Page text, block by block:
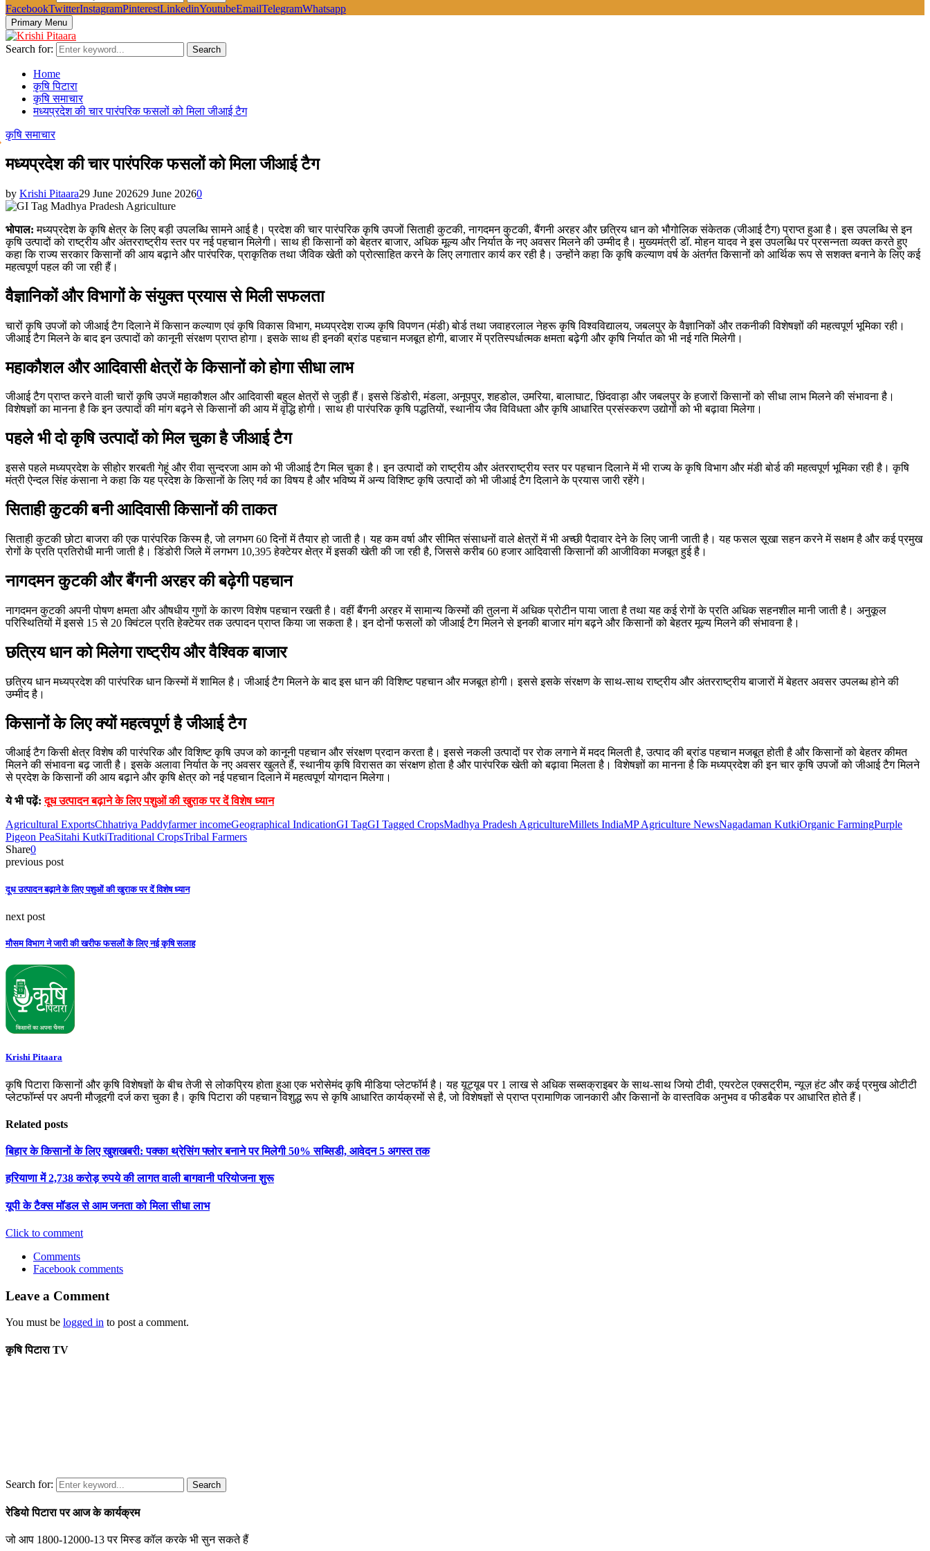
FacebookTwitterInstagramPinterestLinkedinYoutubeEmailTelegramWhatsapp
Primary Menu
Search for: Search
Home
कृषि पिटारा
कृषि समाचार
मध्यप्रदेश की चार पारंपरिक फसलों को मिला जीआई टैग
कृषि समाचार
मध्यप्रदेश की चार पारंपरिक फसलों को मिला जीआई टैग
by Krishi Pitaara29 June 202629 June 20260
भोपाल: मध्यप्रदेश के कृषि क्षेत्र के लिए बड़ी उपलब्धि सामने आई है। प्रदेश की चार पारंपरिक कृषि उपजों सिताही कुटकी, नागदमन कुटकी, बैंगनी अरहर और छत्रिय धान को भौगोलिक संकेतक (जीआई टैग) प्राप्त हुआ है। इस उपलब्धि से इन
कृषि उत्पादों को राष्ट्रीय और अंतरराष्ट्रीय स्तर पर नई पहचान मिलेगी। साथ ही किसानों को बेहतर बाजार, अधिक मूल्य और निर्यात के नए अवसर मिलने की उम्मीद है। मुख्यमंत्री डॉ. मोहन यादव ने इस उपलब्धि पर प्रसन्नता व्यक्त करते हुए
कहा कि राज्य सरकार किसानों की आय बढ़ाने और पारंपरिक, प्राकृतिक तथा जैविक खेती को प्रोत्साहित करने के लिए लगातार कार्य कर रही है। उन्होंने कहा कि कृषि कल्याण वर्ष के अंतर्गत किसानों को आर्थिक रूप से सशक्त बनाने के लिए कई
महत्वपूर्ण पहल की जा रही हैं।
वैज्ञानिकों और विभागों के संयुक्त प्रयास से मिली सफलता
चारों कृषि उपजों को जीआई टैग दिलाने में किसान कल्याण एवं कृषि विकास विभाग, मध्यप्रदेश राज्य कृषि विपणन (मंडी) बोर्ड तथा जवाहरलाल नेहरू कृषि विश्वविद्यालय, जबलपुर के वैज्ञानिकों और तकनीकी विशेषज्ञों की महत्वपूर्ण भूमिका रही।
जीआई टैग मिलने के बाद इन उत्पादों को कानूनी संरक्षण प्राप्त होगा। इसके साथ ही इनकी ब्रांड पहचान मजबूत होगी, बाजार में प्रतिस्पर्धात्मक क्षमता बढ़ेगी और कृषि निर्यात को भी नई गति मिलेगी।
महाकौशल और आदिवासी क्षेत्रों के किसानों को होगा सीधा लाभ
जीआई टैग प्राप्त करने वाली चारों कृषि उपजें महाकौशल और आदिवासी बहुल क्षेत्रों से जुड़ी हैं। इससे डिंडोरी, मंडला, अनूपपुर, शहडोल, उमरिया, बालाघाट, छिंदवाड़ा और जबलपुर के हजारों किसानों को सीधा लाभ मिलने की संभावना है।
विशेषज्ञों का मानना है कि इन उत्पादों की मांग बढ़ने से किसानों की आय में वृद्धि होगी। साथ ही पारंपरिक कृषि पद्धतियों, स्थानीय जैव विविधता और कृषि आधारित प्रसंस्करण उद्योगों को भी बढ़ावा मिलेगा।
पहले भी दो कृषि उत्पादों को मिल चुका है जीआई टैग
इससे पहले मध्यप्रदेश के सीहोर शरबती गेहूं और रीवा सुन्दरजा आम को भी जीआई टैग मिल चुका है। इन उत्पादों को राष्ट्रीय और अंतरराष्ट्रीय स्तर पर पहचान दिलाने में भी राज्य के कृषि विभाग और मंडी बोर्ड की महत्वपूर्ण भूमिका रही है। कृषि
मंत्री ऐन्दल सिंह कंसाना ने कहा कि यह प्रदेश के किसानों के लिए गर्व का विषय है और भविष्य में अन्य विशिष्ट कृषि उत्पादों को भी जीआई टैग दिलाने के प्रयास जारी रहेंगे।
सिताही कुटकी बनी आदिवासी किसानों की ताकत
सिताही कुटकी छोटा बाजरा की एक पारंपरिक किस्म है, जो लगभग 60 दिनों में तैयार हो जाती है। यह कम वर्षा और सीमित संसाधनों वाले क्षेत्रों में भी अच्छी पैदावार देने के लिए जानी जाती है। यह फसल सूखा सहन करने में सक्षम है और कई प्रमुख
रोगों के प्रति प्रतिरोधी मानी जाती है। डिंडोरी जिले में लगभग 10,395 हेक्टेयर क्षेत्र में इसकी खेती की जा रही है, जिससे करीब 60 हजार आदिवासी किसानों की आजीविका मजबूत हुई है।
नागदमन कुटकी और बैंगनी अरहर की बढ़ेगी पहचान
नागदमन कुटकी अपनी पोषण क्षमता और औषधीय गुणों के कारण विशेष पहचान रखती है। वहीं बैंगनी अरहर में सामान्य किस्मों की तुलना में अधिक प्रोटीन पाया जाता है तथा यह कई रोगों के प्रति अधिक सहनशील मानी जाती है। अनुकूल
परिस्थितियों में इससे 15 से 20 क्विंटल प्रति हेक्टेयर तक उत्पादन प्राप्त किया जा सकता है। इन दोनों फसलों को जीआई टैग मिलने से इनकी बाजार मांग बढ़ने और किसानों को बेहतर मूल्य मिलने की संभावना है।
छत्रिय धान को मिलेगा राष्ट्रीय और वैश्विक बाजार
छत्रिय धान मध्यप्रदेश की पारंपरिक धान किस्मों में शामिल है। जीआई टैग मिलने के बाद इस धान की विशिष्ट पहचान और मजबूत होगी। इससे इसके संरक्षण के साथ-साथ राष्ट्रीय और अंतरराष्ट्रीय बाजारों में बेहतर अवसर उपलब्ध होने की
उम्मीद है।
किसानों के लिए क्यों महत्वपूर्ण है जीआई टैग
जीआई टैग किसी क्षेत्र विशेष की पारंपरिक और विशिष्ट कृषि उपज को कानूनी पहचान और संरक्षण प्रदान करता है। इससे नकली उत्पादों पर रोक लगाने में मदद मिलती है, उत्पाद की ब्रांड पहचान मजबूत होती है और किसानों को बेहतर कीमत
मिलने की संभावना बढ़ जाती है। इसके अलावा निर्यात के नए अवसर खुलते हैं, स्थानीय कृषि विरासत का संरक्षण होता है और पारंपरिक खेती को बढ़ावा मिलता है। विशेषज्ञों का मानना है कि मध्यप्रदेश की इन चार कृषि उपजों को जीआई टैग मिलने
से प्रदेश के किसानों की आय बढ़ाने और कृषि क्षेत्र को नई पहचान दिलाने में महत्वपूर्ण योगदान मिलेगा।
ये भी पढ़ें:दूध उत्पादन बढ़ाने के लिए पशुओं की खुराक पर दें विशेष ध्यान
Agricultural ExportsChhatriya Paddyfarmer incomeGeographical IndicationGI TagGI Tagged CropsMadhya Pradesh AgricultureMillets IndiaMP Agriculture NewsNagadaman KutkiOrganic FarmingPurple
Pigeon PeaSitahi KutkiTraditional CropsTribal Farmers
Share0
previous post
दूध उत्पादन बढ़ाने के लिए पशुओं की खुराक पर दें विशेष ध्यान
next post
मौसम विभाग ने जारी की खरीफ फसलों के लिए नई कृषि सलाह
Krishi Pitaara
कृषि पिटारा किसानों और कृषि विशेषज्ञों के बीच तेजी से लोकप्रिय होता हुआ एक भरोसेमंद कृषि मीडिया प्लेटफॉर्म है। यह यूट्यूब पर 1 लाख से अधिक सब्सक्राइबर के साथ-साथ जियो टीवी, एयरटेल एक्सट्रीम, न्यूज़ हंट और कई प्रमुख ओटीटी
प्लेटफॉर्म्स पर अपनी मौजूदगी दर्ज करा चुका है। कृषि पिटारा की पहचान विशुद्ध रूप से कृषि आधारित कार्यक्रमों से है, जो विशेषज्ञों से प्राप्त प्रामाणिक जानकारी और किसानों के वास्तविक अनुभव व फीडबैक पर आधारित होते हैं।
Related posts
बिहार के किसानों के लिए खुशखबरी: पक्का थ्रेसिंग फ्लोर बनाने पर मिलेगी 50% सब्सिडी, आवेदन 5 अगस्त तक
हरियाणा में 2,738 करोड़ रुपये की लागत वाली बागवानी परियोजना शुरू
यूपी के टैक्स मॉडल से आम जनता को मिला सीधा लाभ
Click to comment
Comments
Facebook comments
Leave a Comment
You must be logged in to post a comment.
कृषि पिटारा TV
Search for: Search
रेडियो पिटारा पर आज के कार्यक्रम
जो आप 1800-12000-13 पर मिस्ड कॉल करके भी सुन सकते हैं